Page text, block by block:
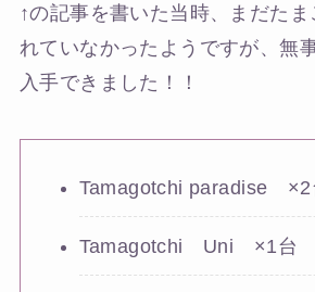
↑の記事を書いた当時、まだたま
れていなかったようですが、無
入手できました！！
Tamagotchi paradise ×2
Tamagotchi Uni ×1台